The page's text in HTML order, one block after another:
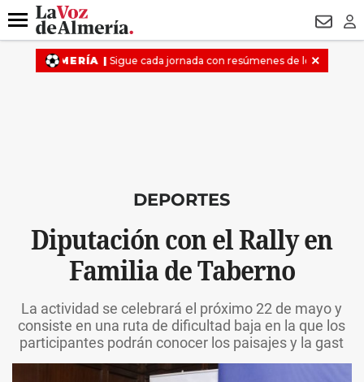
DESTACADO
Menú
DEPORTES
Diputación con el Rally en
Familia de Taberno
La actividad se celebrará el próximo 22 de mayo y
consiste en una ruta de dificultad baja en la que los
participantes podrán conocer los paisajes y la gast